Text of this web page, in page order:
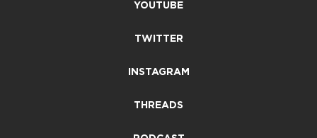
YOUTUBE
TWITTER
INSTAGRAM
THREADS